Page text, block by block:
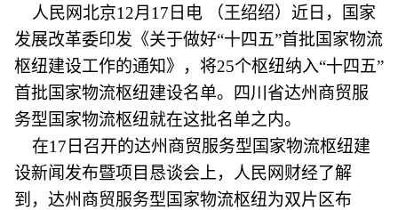
人民网北京12月17日电 （王绍绍）近日，国家
发展改革委印发《关于做好“十四五”首批国家物流
枢纽建设工作的通知》，将25个枢纽纳入“十四五”
首批国家物流枢纽建设名单。四川省达州商贸服
务型国家物流枢纽就在这批名单之内。
在17日召开的达州商贸服务型国家物流枢纽建
设新闻发布暨项目恳谈会上，人民网财经了解
到，达州商贸服务型国家物流枢纽为双片区布